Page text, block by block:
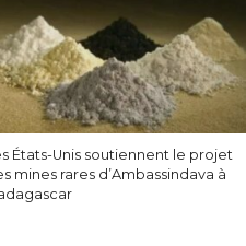
États-Unis soutiennent le projet
mines rares d’Ambassindava à